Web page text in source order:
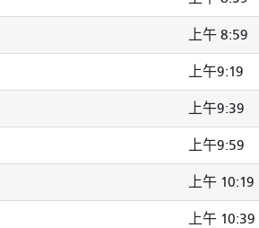
上午 8:59
上午9:19
上午9:39
上午9:59
上午 10:19
上午 10:39